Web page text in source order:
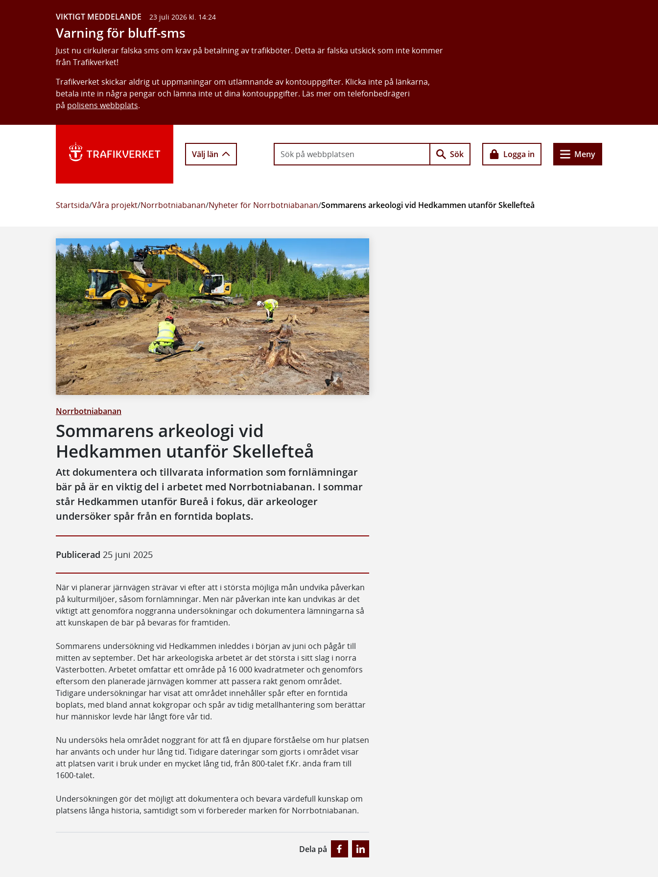
VIKTIGT MEDDELANDE 23 juli 2026 kl. 14:24
Varning för bluff-sms
Just nu cirkulerar falska sms om krav på betalning av trafikböter. Detta är falska utskick som inte kommer
från Trafikverket!
Trafikverket skickar aldrig ut uppmaningar om utlämnande av kontouppgifter. Klicka inte på länkarna,
betala inte in några pengar och lämna inte ut dina kontouppgifter. Läs mer om telefonbedrägeri
på polisens webbplats.
Välj län Sök Logga in Meny
Startsida/Våra projekt/Norrbotniabanan/Nyheter för Norrbotniabanan/Sommarens arkeologi vid Hedkammen utanför Skellefteå
Norrbotniabanan
Sommarens arkeologi vid
Hedkammen utanför Skellefteå
Att dokumentera och tillvarata information som fornlämningar
bär på är en viktig del i arbetet med Norrbotniabanan. I sommar
står Hedkammen utanför Bureå i fokus, där arkeologer
undersöker spår från en forntida boplats.
Publicerad 25 juni 2025
När vi planerar järnvägen strävar vi efter att i största möjliga mån undvika påverkan
på kulturmiljöer, såsom fornlämningar. Men när påverkan inte kan undvikas är det
viktigt att genomföra noggranna undersökningar och dokumentera lämningarna så
att kunskapen de bär på bevaras för framtiden.
Sommarens undersökning vid Hedkammen inleddes i början av juni och pågår till
mitten av september. Det här arkeologiska arbetet är det största i sitt slag i norra
Västerbotten. Arbetet omfattar ett område på 16 000 kvadratmeter och genomförs
eftersom den planerade järnvägen kommer att passera rakt genom området.
Tidigare undersökningar har visat att området innehåller spår efter en forntida
boplats, med bland annat kokgropar och spår av tidig metallhantering som berättar
hur människor levde här långt före vår tid.
Nu undersöks hela området noggrant för att få en djupare förståelse om hur platsen
har använts och under hur lång tid. Tidigare dateringar som gjorts i området visar
att platsen varit i bruk under en mycket lång tid, från 800-talet f.Kr. ända fram till
1600-talet.
Undersökningen gör det möjligt att dokumentera och bevara värdefull kunskap om
platsens långa historia, samtidigt som vi förbereder marken för Norrbotniabanan.
Dela på